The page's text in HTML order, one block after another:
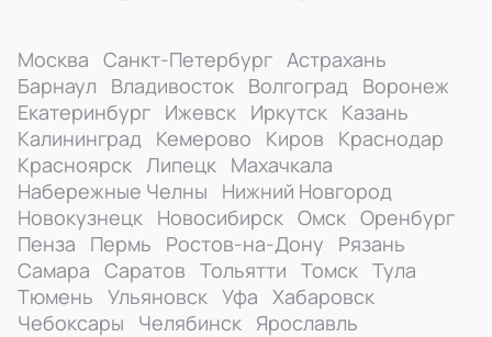
Москва Санкт-Петербург Астрахань
Барнаул
Владивосток Волгоград Воронеж
Екатеринбург Ижевск Иркутск Казань
Калининград Кемерово Киров
Краснодар
Красноярск Липецк Махачкала
Набережные Челны
Нижний Новгород
Новокузнецк Новосибирск Омск Оренбург
Пенза
Пермь Ростов-на-Дону
Рязань
Самара Саратов Тольятти Томск Тула
Тюмень Ульяновск Уфа Хабаровск
Чебоксары
Челябинск Ярославль